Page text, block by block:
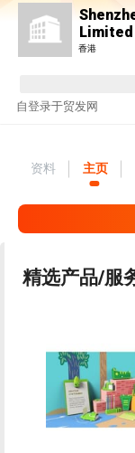
Limited
香港
自登录于贸发网
资料 主页
精选产品/服